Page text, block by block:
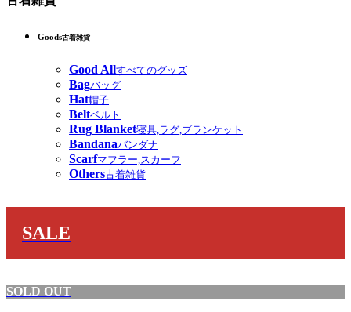
Goods古着雑貨
Good Allすべてのグッズ
Bagバッグ
Hat帽子
Beltベルト
Rug Blanket寝具,ラグ,ブランケット
Bandanaバンダナ
Scarfマフラー,スカーフ
Others古着雑貨
SALE
SOLD OUT